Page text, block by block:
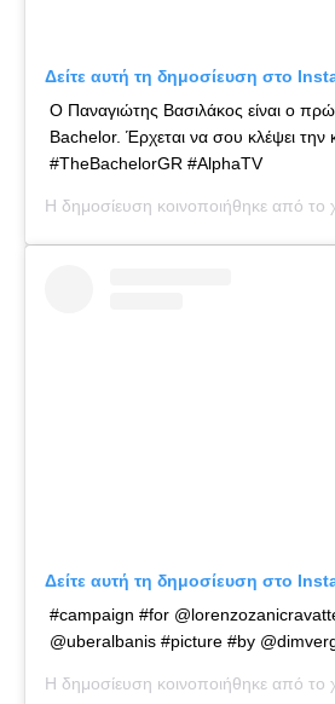
Δείτε αυτή τη δημοσίευση στο
Ο Παναγιώτης Βασιλάκος είναι ο
Bachelor. Έρχεται να σου κλέψει την
#TheBachelorGR #AlphaTV
Η δημοσίευση κοινοποιήθηκε από το
Δείτε αυτή τη δημοσίευση στο
#campaign #for
@uberalbanis #picture #by
Η δημοσίευση κοινοποιήθηκε από το